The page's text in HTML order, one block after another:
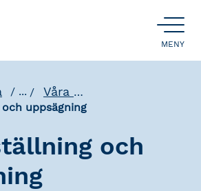
ÖPPNA
MENY
... Våra utbildningar
uppsägning
och